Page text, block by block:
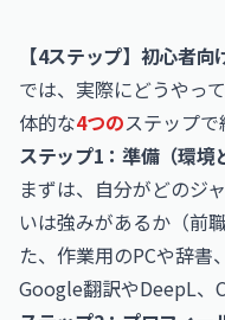
【4ステップ】初心者
では、実際にどうやっ
体的な4つのステップで
ステップ1：準備（環境
まずは、自分がどのジ
いは強みがあるか（前
た、作業用のPCや辞書
Google翻訳やDeepL、